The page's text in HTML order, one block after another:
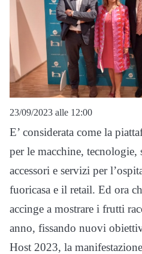
23/09/2023 alle 12:00
E’ considerata come la
per le macchine,
accessori e servizi per
fuoricasa e il retail. Ed ora
accinge a mostrare i frutti
anno, fissando nuovi
Host 2023, la